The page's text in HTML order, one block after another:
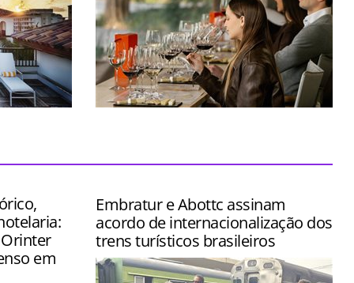
em
Embratur e Abottc assinam
acordo de internacionalização dos
trens turísticos brasileiros